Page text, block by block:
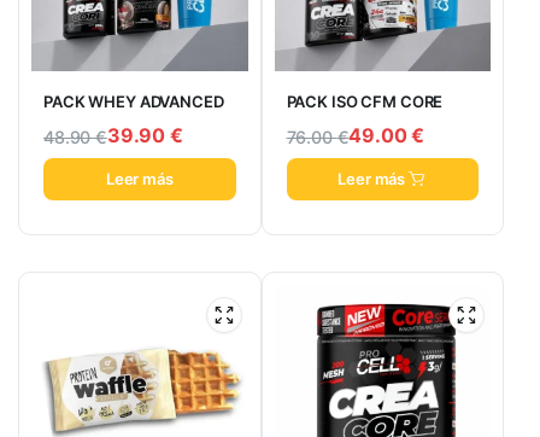
PACK WHEY ADVANCED
48.90€39.90 €
Leer más
PACK ISO CFM CORE
76.00€49.00€
Leer más